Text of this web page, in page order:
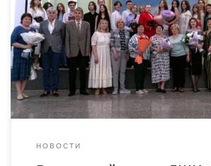
30 мая в парадном зале Омского областного
изобразительных искусств им. М.А. Врубеля
вечер учащихся Детской школы искусств №6
В […]
НОВОСТИ